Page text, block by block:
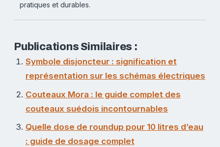
pratiques et durables.
Publications Similaires :
Symbole disjoncteur : signification et
représentation sur les schémas électriques
Couteaux Mora : le guide complet des
couteaux suédois incontournables
Quelle dose de roundup pour 10 litres d’eau
: guide de dosage complet